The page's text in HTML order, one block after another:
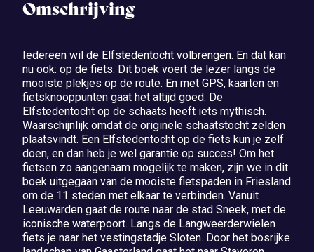
Omschrijving
Iedereen wil de Elfstedentocht volbrengen. En dat kan
nu ook: op de fiets. Dit boek voert de lezer langs de
mooiste plekjes op de route. En met GPS, kaarten en
fietsknooppunten gaat het altijd goed. De
Elfstedentocht op de schaats heeft iets mythisch.
Waarschijnlijk omdat de originele schaatstocht zelden
plaatsvindt. Een Elfstedentocht op de fiets kun je zelf
doen, en dan heb je wel garantie op succes! Om het
fietsen zo aangenaam mogelijk te maken, zijn we in dit
boek uitgegaan van de mooiste fietspaden in Friesland
om de 11 steden met elkaar te verbinden. Vanuit
Leeuwarden gaat de route naar de stad Sneek, met de
iconische waterpoort. Langs de Langweerderwielen
fiets je naar het vestingstadje Sloten. Door het bosrijke